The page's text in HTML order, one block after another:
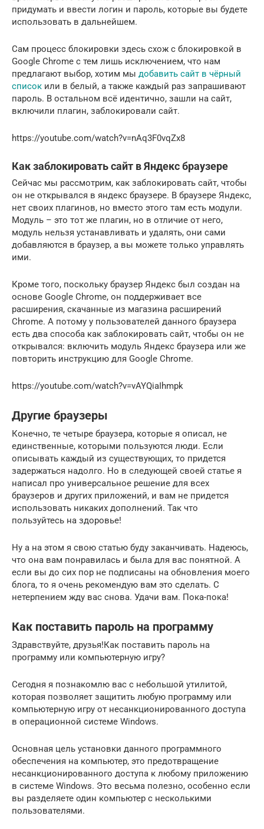
придумать и ввести логин и пароль, которые вы будете
использовать в дальнейшем.
Сам процесс блокировки здесь схож с блокировкой в
Google Chrome с тем лишь исключением, что нам
предлагают выбор, хотим мы добавить сайт в чёрный
список или в белый, а также каждый раз запрашивают
пароль. В остальном всё идентично, зашли на сайт,
включили плагин, заблокировали сайт.
https://youtube.com/watch?v=nAq3F0vqZx8
Как заблокировать сайт в Яндекс браузере
Сейчас мы рассмотрим, как заблокировать сайт, чтобы
он не открывался в яндекс браузере. В браузере Яндекс,
нет своих плагинов, но вместо этого там есть модули.
Модуль – это тот же плагин, но в отличие от него,
модуль нельзя устанавливать и удалять, они сами
добавляются в браузер, а вы можете только управлять
ими.
Кроме того, поскольку браузер Яндекс был создан на
основе Google Chrome, он поддерживает все
расширения, скачанные из магазина расширений
Chrome. А потому у пользователей данного браузера
есть два способа как заблокировать сайт, чтобы он не
открывался: включить модуль Яндекс браузера или же
повторить инструкцию для Google Chrome.
https://youtube.com/watch?v=vAYQiaIhmpk
Другие браузеры
Конечно, те четыре браузера, которые я описал, не
единственные, которыми пользуются люди. Если
описывать каждый из существующих, то придется
задержаться надолго. Но в следующей своей статье я
написал про универсальное решение для всех
браузеров и других приложений, и вам не придется
использовать никаких дополнений. Так что
пользуйтесь на здоровье!
Ну а на этом я свою статью буду заканчивать. Надеюсь,
что она вам понравилась и была для вас понятной. А
если вы до сих пор не подписаны на обновления моего
блога, то я очень рекомендую вам это сделать. С
нетерпением жду вас снова. Удачи вам. Пока-пока!
Как поставить пароль на программу
Здравствуйте, друзья!Как поставить пароль на
программу или компьютерную игру?
Сегодня я познакомлю вас с небольшой утилитой,
которая позволяет защитить любую программу или
компьютерную игру от несанкционированного доступа
в операционной системе Windows.
Основная цель установки данного программного
обеспечения на компьютер, это предотвращение
несанкционированного доступа к любому приложению
в системе Windows. Это весьма полезно, особенно если
вы разделяете один компьютер с несколькими
пользователями.